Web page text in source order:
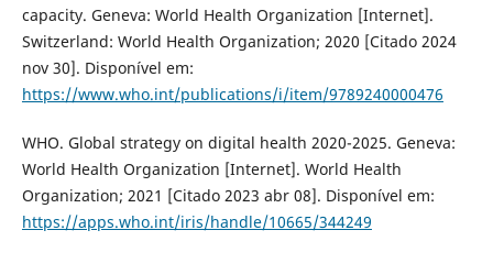
capacity. Geneva: World Health Organization [Internet].
Switzerland: World Health Organization; 2020 [Citado 2024
nov 30]. Disponível em:
https://www.who.int/publications/i/item/9789240000476
WHO. Global strategy on digital health 2020-2025. Geneva:
World Health Organization [Internet]. World Health
Organization; 2021 [Citado 2023 abr 08]. Disponível em:
https://apps.who.int/iris/handle/10665/344249